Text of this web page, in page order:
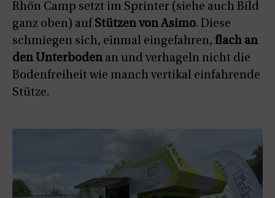
Rhön Camp setzt im Sprinter (siehe auch Bild
ganz oben) auf Stützen von Asimo. Diese
schmiegen sich, einmal eingefahren, flach an
den Unterboden an und verhageln nicht die
Bodenfreiheit wie manch vertikal einfahrende
Stütze.